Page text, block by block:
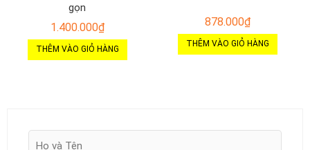
gọn
1.400.000₫
THÊM VÀO GIỎ HÀNG
878.000₫
THÊM VÀO GIỎ HÀNG